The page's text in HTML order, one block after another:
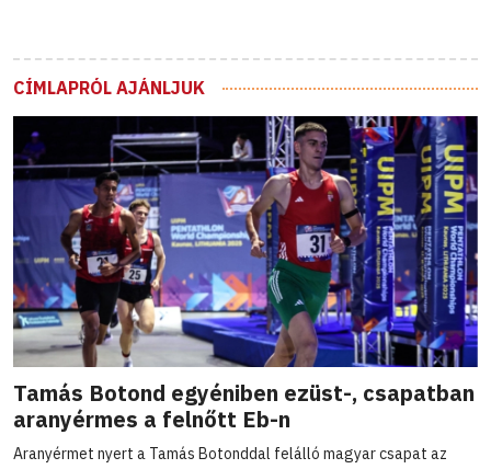
CÍMLAPRÓL AJÁNLJUK
Tamás Botond egyéniben ezüst-, csapatban
aranyérmes a felnőtt Eb-n
Aranyérmet nyert a Tamás Botonddal felálló magyar csapat az